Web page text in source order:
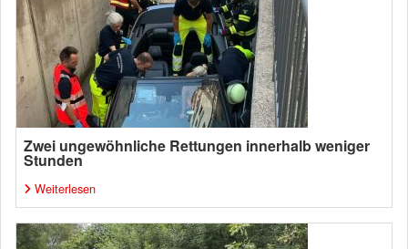
Zwei ungewöhnliche Rettungen innerhalb weniger
Stunden
Weiterlesen